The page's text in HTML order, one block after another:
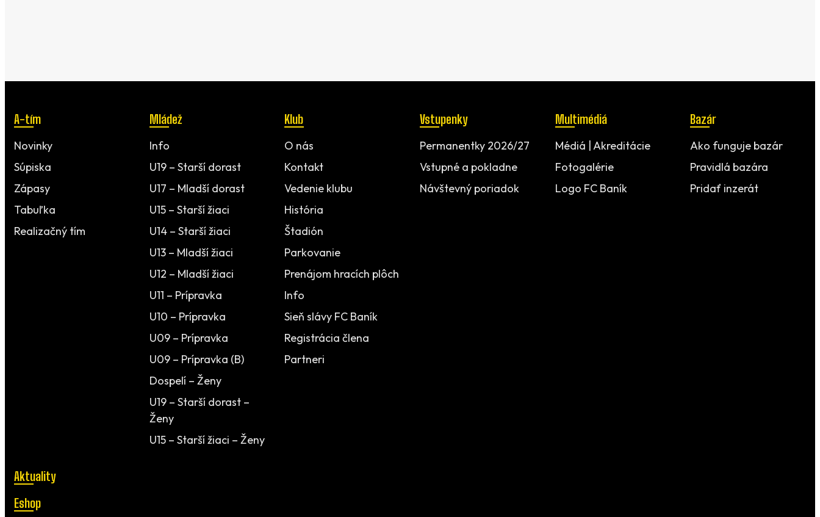
A-tím
Novinky
Súpiska
Zápasy
Tabuľka
Realizačný tím
Mládež
Info
U19 – Starší dorast
U17 – Mladší dorast
U15 – Starší žiaci
U14 – Starší žiaci
U13 – Mladší žiaci
U12 – Mladší žiaci
U11 – Prípravka
U10 – Prípravka
U09 – Prípravka
U09 – Prípravka (B)
Dospelí – Ženy
U19 – Starší dorast –
Ženy
U15 – Starší žiaci – Ženy
Klub
O nás
Kontakt
Vedenie klubu
História
Štadión
Parkovanie
Prenájom hracích plôch
Info
Sieň slávy FC Baník
Registrácia člena
Partneri
Vstupenky
Permanentky 2026/27
Vstupné a pokladne
Návštevný poriadok
Multimédiá
Médiá | Akreditácie
Fotogalérie
Logo FC Baník
Bazár
Ako funguje bazár
Pravidlá bazára
Pridať inzerát
Aktuality
Eshop